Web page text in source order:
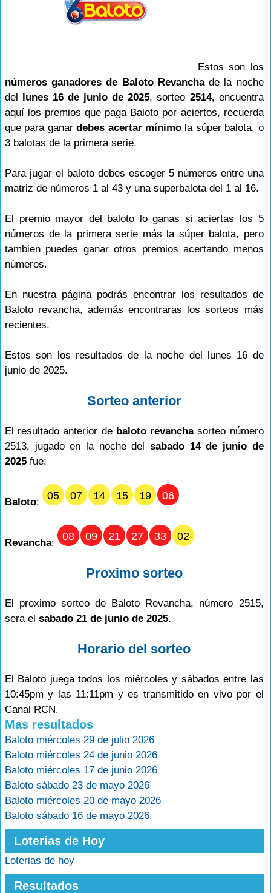
Estos son los
números ganadores de Baloto Revanchade la noche
del lunes 16 de junio de 2025, sorteo 2514, encuentra
aquí los premios que paga Baloto por aciertos, recuerda
que para ganardebes acertar mínimo la súper balota, o
3 balotas de la primera serie.
Para jugar el baloto debes escoger 5 números entre una
matriz de números 1 al 43 y una superbalota del 1 al 16.
El premio mayor del baloto lo ganas si aciertas los 5
números de la primera serie más la súper balota, pero
tambien puedes ganar otros premios acertando menos
números.
En nuestra página podrás encontrar los resultados de
Baloto revancha, además encontraras los sorteos más
recientes.
Estos son los resultados de la noche del lunes 16 de
junio de 2025.
Sorteo anterior
El resultado anterior de baloto revanchasorteo número
2513, jugado en la noche del sabado 14 de junio de
2025 fue:
Baloto:
05 07 14 15 19 06
Revancha:
08 09 21 27 33 02
Proximo sorteo
El proximo sorteo de Baloto Revancha, número 2515,
sera el sabado 21 de junio de 2025.
Horario del sorteo
El Baloto juega todos los miércoles y sábados entre las
10:45pm y las 11:11pm y es transmitido en vivo por el
Canal RCN.
Mas resultados
Baloto miércoles 29 de julio 2026
Baloto miércoles 24 de junio 2026
Baloto miércoles 17 de junio 2026
Baloto sábado 23 de mayo 2026
Baloto miércoles 20 de mayo 2026
Baloto sábado 16 de mayo 2026
Loterias de Hoy
Loterias de hoy
Resultados